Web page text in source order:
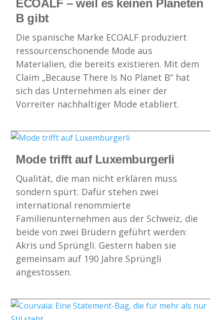
ECOALF – weil es keinen Planeten
B gibt
Die spanische Marke ECOALF produziert
ressourcenschonende Mode aus
Materialien, die bereits existieren. Mit dem
Claim „Because There Is No Planet B“ hat
sich das Unternehmen als einer der
Vorreiter nachhaltiger Mode etabliert.
Mode trifft auf Luxemburgerli
Qualität, die man nicht erklären muss
sondern spürt. Dafür stehen zwei
international renommierte
Familienunternehmen aus der Schweiz, die
beide von zwei Brüdern geführt werden:
Akris und Sprüngli. Gestern haben sie
gemeinsam auf 190 Jahre Sprüngli
angestossen.